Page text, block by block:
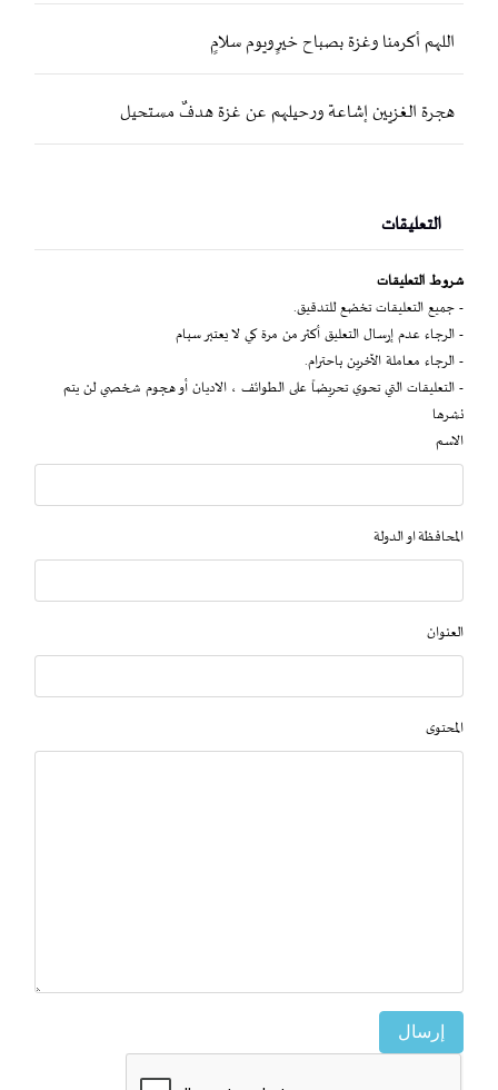
اللهم أكرمنا وغزة بصباح خيرٍ ويوم سلامٍ
هجرة الغزيين إشاعة ورحيلهم عن غزة هدفٌ مستحيل
التعليقات
شروط التعليقات
- جميع التعليقات تخضع للتدقيق.
- الرجاء عدم إرسال التعليق أكثر من مرة كي لا يعتبر سبام
- الرجاء معاملة الآخرين باحترام.
- التعليقات التي تحوي تحريضاً على الطوائف ، الاديان أو هجوم شخصي لن يتم
نشرها
الاسم
المحافظة او الدولة
العنوان
المحتوى
إرسال